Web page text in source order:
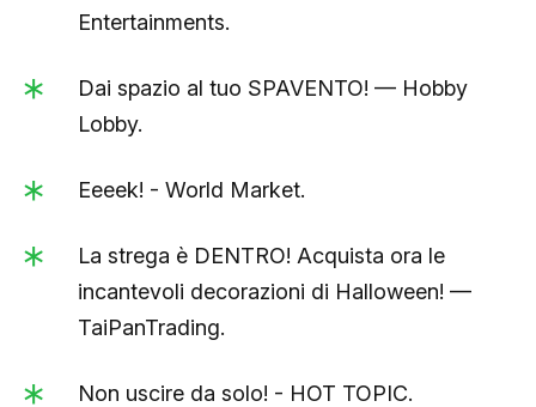
Entertainments.
Dai spazio al tuo SPAVENTO! — Hobby
Lobby.
Eeeek! - World Market.
La strega è DENTRO! Acquista ora le
incantevoli decorazioni di Halloween! —
TaiPanTrading.
Non uscire da solo! - HOT TOPIC.